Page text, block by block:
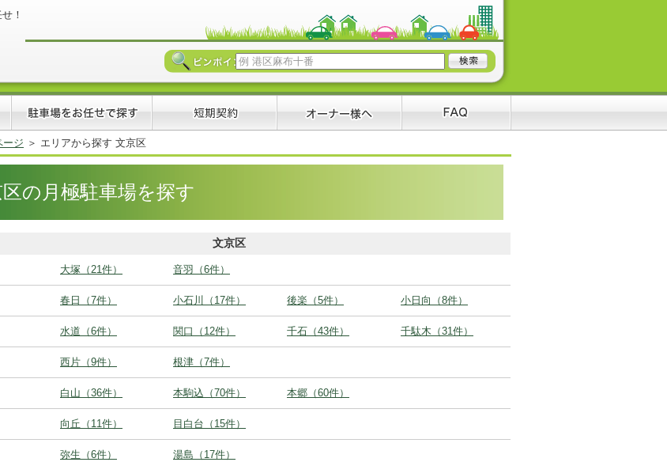
！
ージ エリアから探す 文京区
の月極駐車場を探す
文京区
大塚（21件） 音羽（6件）
春日（7件） 小石川（17件） 後楽（5件） 小日向（8件）
水道（6件） 関口（12件） 千石（43件） 千駄木（31件）
西片（9件） 根津（7件）
白山（36件） 本駒込（70件） 本郷（60件）
向丘（11件） 目白台（15件）
弥生（6件） 湯島（17件）